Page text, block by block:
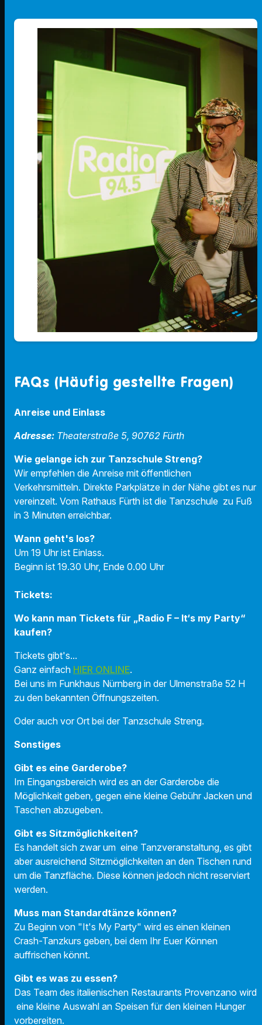
FAQs (Häufig gestellte Fragen)
Anreise und Einlass
Adresse: Theaterstraße 5, 90762 Fürth
Wie gelange ich zur Tanzschule Streng?
Wir empfehlen die Anreise mit öffentlichen
Verkehrsmitteln. Direkte Parkplätze in der Nähe gibt es nur
vereinzelt. Vom Rathaus Fürth ist die Tanzschule zu Fuß
in 3 Minuten erreichbar.
Wann geht's los?
Um 19 Uhr ist Einlass.
Beginn ist 19.30 Uhr, Ende 0.00 Uhr
Tickets:
Wo kann man Tickets für „Radio F – It‘s my Party“
kaufen?
Tickets gibt's...
Ganz einfach HIER ONLINE.
Bei uns im Funkhaus Nürnberg in der Ulmenstraße 52 H
zu den bekannten Öffnungszeiten.
Oder auch vor Ort bei der Tanzschule Streng.
Sonstiges
Gibt es eine Garderobe?
Im Eingangsbereich wird es an der Garderobe die
Möglichkeit geben, gegen eine kleine Gebühr Jacken und
Taschen abzugeben.
Gibt es Sitzmöglichkeiten?
Es handelt sich zwar um eine Tanzveranstaltung, es gibt
aber ausreichend Sitzmöglichkeiten an den Tischen rund
um die Tanzfläche. Diese können jedoch nicht reserviert
werden.
Muss man Standardtänze können?
Zu Beginn von "It's My Party" wird es einen kleinen
Crash-Tanzkurs geben, bei dem Ihr Euer Können
auffrischen könnt.
Gibt es was zu essen?
Das Team des italienischen Restaurants Provenzano wird
eine kleine Auswahl an Speisen für den kleinen Hunger
vorbereiten.